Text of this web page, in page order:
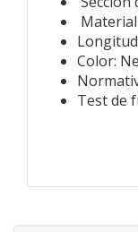
Color:
Test de